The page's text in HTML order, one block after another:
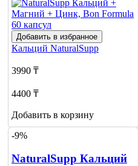
Добавить в избранное
Кальций NaturalSupp
3990 ₸
4400 ₸
Добавить в корзину
-9%
NaturalSupp Кальций